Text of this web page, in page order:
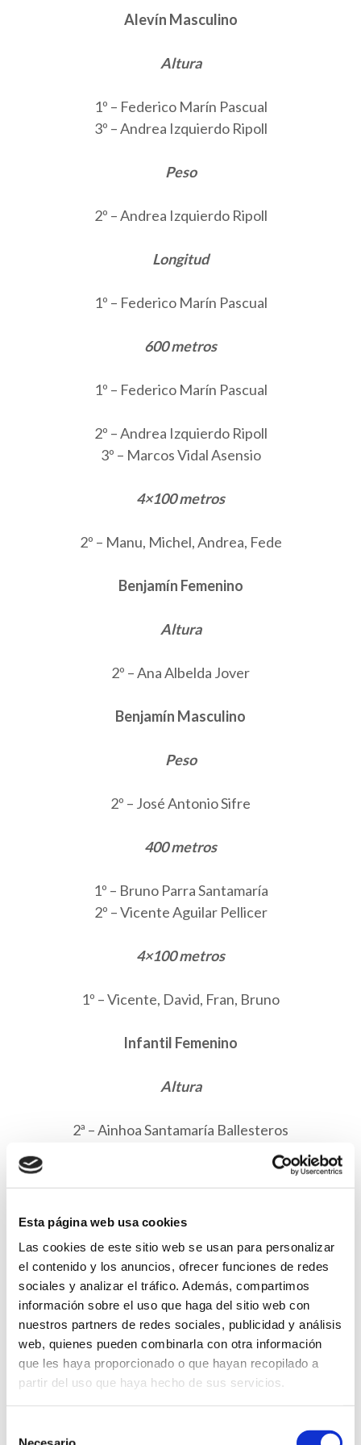
Esta página web usa cookies
Las cookies de este sitio web se usan para personalizar
el contenido y los anuncios, ofrecer funciones de redes
sociales y analizar el tráfico. Además, compartimos
información sobre el uso que haga del sitio web con
nuestros partners de redes sociales, publicidad y análisis
web, quienes pueden combinarla con otra información
que les haya proporcionado o que hayan recopilado a
partir del uso que haya hecho de sus servicios.
Alevín Masculino
Altura
1º – Federico Marín Pascual
3º – Andrea Izquierdo Ripoll
Peso
2º – Andrea Izquierdo Ripoll
Longitud
1º – Federico Marín Pascual
600 metros
1º – Federico Marín Pascual
2º – Andrea Izquierdo Ripoll
3º – Marcos Vidal Asensio
4×100 metros
2º – Manu, Michel, Andrea, Fede
Benjamín Femenino
Altura
2º – Ana Albelda Jover
Benjamín Masculino
Peso
2º – José Antonio Sifre
400 metros
1º – Bruno Parra Santamaría
2º – Vicente Aguilar Pellicer
4×100 metros
1º – Vicente, David, Fran, Bruno
Infantil Femenino
Altura
2ª – Ainhoa Santamaría Ballesteros
Peso
1ª – Elena Marín Pascual
3ª – Aitana Pérez Piera
Longitud
2ª – Claudia Gil Vela
3ª – Aitana Pérez Piera